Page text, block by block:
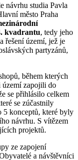
návrhu studia Pavla
město Praha
kvadrantu, tedy jeho
řešení území, jež je
partyzánů,
během kterých
území zapojili do
se přihlásilo celkem
se zúčastnily
5 konceptů, které byly
návrhu. S vítězem
projektů.
ze zapojení
a návštěvníci